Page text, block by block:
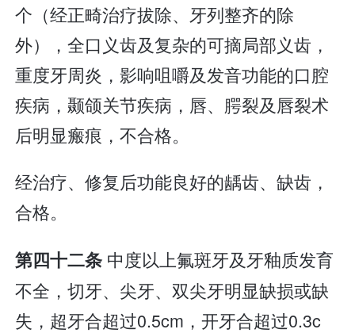
个（经正畸治疗拔除、牙列整齐的除
外），全口义齿及复杂的可摘局部义齿，
重度牙周炎，影响咀嚼及发音功能的口腔
疾病，颞颌关节疾病，唇、腭裂及唇裂术
后明显瘢痕，不合格。
经治疗、修复后功能良好的龋齿、缺齿，
合格。
第四十二条 中度以上氟斑牙及牙釉质发育
不全，切牙、尖牙、双尖牙明显缺损或缺
失，超牙合超过0.5cm，开牙合超过0.3c